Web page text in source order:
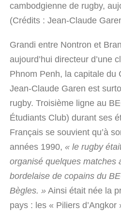
cambodgienne de rugby,
(Crédits : Jean-Claude
Grandi entre Nontron et
aujourd’hui directeur d’une
Phnom Penh, la capitale du
Jean-Claude Garen est
rugby. Troisième ligne au
Étudiants Club) durant ses
Français se souvient qu’à
années 1990, « le rugby
organisé quelques matches
bordelaise de copains du
Bègles. » Ainsi était née la
pays : les « Piliers d’Angkor